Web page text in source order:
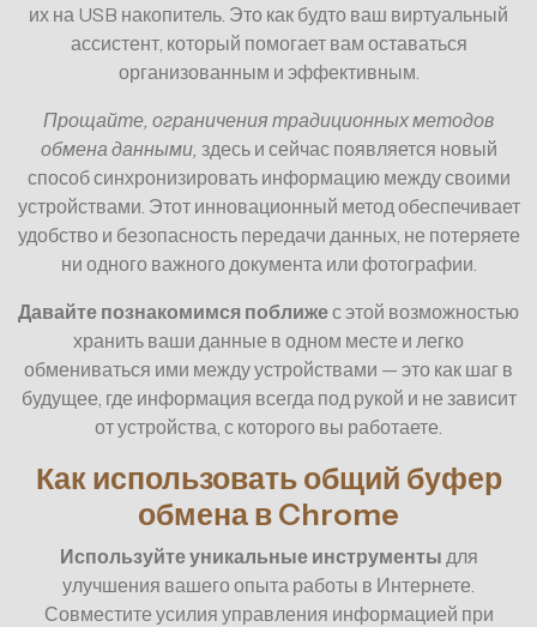
их на USB накопитель. Это как будто ваш виртуальный
ассистент, который помогает вам оставаться
организованным и эффективным.
Прощайте, ограничения традиционных методов
обмена данными, здесь и сейчас появляется новый
способ синхронизировать информацию между своими
устройствами. Этот инновационный метод обеспечивает
удобство и безопасность передачи данных, не потеряете
ни одного важного документа или фотографии.
Давайте познакомимся поближес этой возможностью
хранить ваши данные в одном месте и легко
обмениваться ими между устройствами — это как шаг в
будущее, где информация всегда под рукой и не зависит
от устройства, с которого вы работаете.
Как использовать общий буфер
обмена в Chrome
Используйте уникальные инструменты для
улучшения вашего опыта работы в Интернете.
Совместите усилия управления информацией при